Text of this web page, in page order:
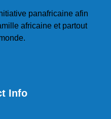
panafricaine afin
africaine et partout
Info